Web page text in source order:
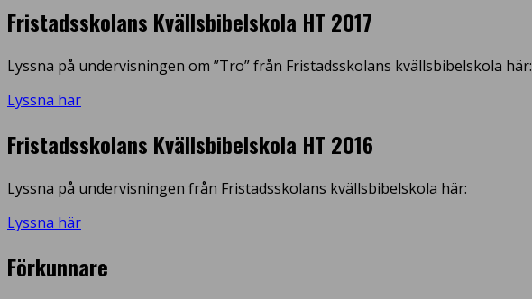
Fristadsskolans Kvällsbibelskola HT 2017
Lyssna på undervisningen om ”Tro” från Fristadsskolans kvällsbibelskola här:
Lyssna här
Fristadsskolans Kvällsbibelskola HT 2016
Lyssna på undervisningen från Fristadsskolans kvällsbibelskola här:
Lyssna här
Förkunnare